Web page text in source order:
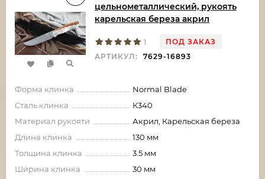
цельнометаллический, рукоять
карельская береза акрил
1
ПОД ЗАКАЗ
АРТИКУЛ:
7629-16893
Форма клинка
Normal Blade
Сталь клинка
К340
Материал рукояти
Акрил, Карельская береза
Длина клинка
130 мм
Толщина клинка
3.5 мм
Ширина клинка
30 мм